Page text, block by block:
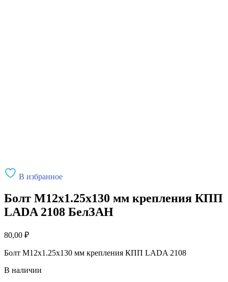
В избранное
Болт М12х1.25х130 мм крепления КПП
LADA 2108 БелЗАН
80,00 ₽
Болт М12х1.25х130 мм крепления КПП LADA 2108
В наличии